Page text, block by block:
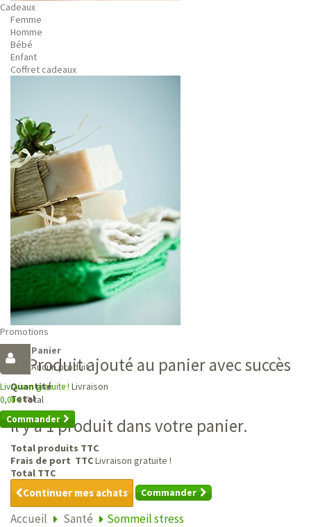
Cadeaux
Femme
Homme
Bébé
Enfant
Coffret cadeaux
Promotions
Panier
Aucun produit
Livraison gratuite ! Livraison
0,00 €Total
Commander
Produit ajouté au panier avec succès
Quantité
Total
Il y a 1 produit dans votre panier.
Total produits TTC
Frais de port TTCLivraison gratuite !
Total TTC
Continuer mes achats Commander
Accueil Santé Sommeil stress